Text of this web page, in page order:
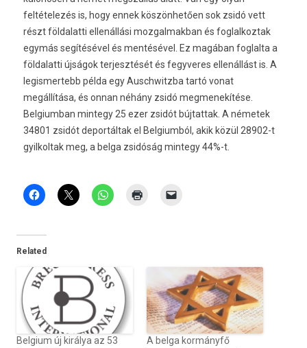
feltételezés is, hogy ennek köszönhetően sok zsidó vett
részt földalatti ellenállási mozgalmakban és foglalkoztak
egymás segítésével és mentésével. Ez magában foglalta a
földalatti újságok terjesztését és fegyveres ellenállást is. A
legismertebb példa egy Auschwitzba tartó vonat
megállítása, és onnan néhány zsidó megmenekítése.
Belgiumban mintegy 25 ezer zsidót bújtattak. A németek
34801 zsidót deportáltak el Belgiumból, akik közül 28902-t
gyilkoltak meg, a belga zsidóság mintegy 44%-t.
Related
Belgium új királya az 53
A belga kormányfő